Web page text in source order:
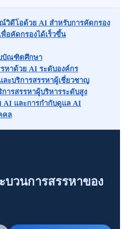
วิดีโอด้วย AI สำหรับการคัดกรอง
พื่อคัดกรองได้เร็วขึ้น
บัณฑิตศึกษา
หาด้วย AI ระดับองค์กร
ะบริการสรรหาผู้เชี่ยวชาญ
การสรรหาผู้บริหารระดับสูง
AI และการกำกับดูแล AI
คล
บวนการสรรหาของ